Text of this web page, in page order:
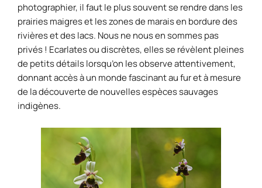
photographier, il faut le plus souvent se rendre dans les
prairies maigres et les zones de marais en bordure des
rivières et des lacs. Nous ne nous en sommes pas
privés ! Ecarlates ou discrètes, elles se révèlent pleines
de petits détails lorsqu’on les observe attentivement,
donnant accès à un monde fascinant au fur et à mesure
de la découverte de nouvelles espèces sauvages
indigènes.